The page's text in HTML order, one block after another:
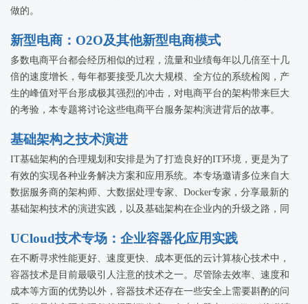
做的。
新型电商：O2O及其他新型电商模式
多数电商平台都会经历相似的过程，流量和业绩每年以几倍至十几
倍的速度增长，每年都要接受几次大规模、全方位的系统检阅，产
生的峰值对平台形成极其强烈的冲击，对电商平台的架构带来巨大
的考验，本专题将讨论这些电商平台服务架构演进背后的故事。
基础架构之技术演进
IT基础架构的合理规划和安排是为了打造良好的IT环境，更是为了
有效的实现各种业务解决方案和应用系统。本专场邀请多位来自大
数据服务商的架构师、大数据处理专家、Docker专家，分享最新的
基础架构技术的演进实践，以及基础架构在企业内的升级之路，同
UCloud技术专场：企业容器化应用实践
在不断寻求性能更好、速度更快、成本更低的云计算核心技术中，
容器技术是目前最吸引人注意的技术之一。尽管除去效率、速度和
成本等方面的优势以外，容器技术还存在一些安全上需要斟酌的问